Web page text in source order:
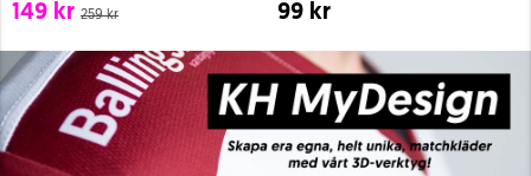
149 kr 259 kr 99 kr